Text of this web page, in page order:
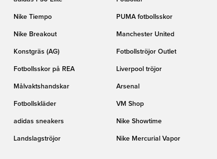
Nike Tiempo PUMA fotbollsskor
Nike Breakout Manchester United
Konstgräs (AG) Fotbollströjor Outlet
Fotbollsskor på REA Liverpool tröjor
Målvaktshandskar Arsenal
Fotbollskläder VM Shop
adidas sneakers Nike Showtime
Landslagströjor Nike Mercurial Vapor